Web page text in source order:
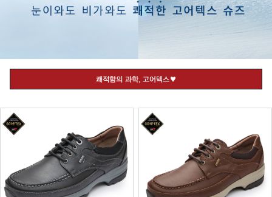
쾌적함의 과학, 고어텍스♥